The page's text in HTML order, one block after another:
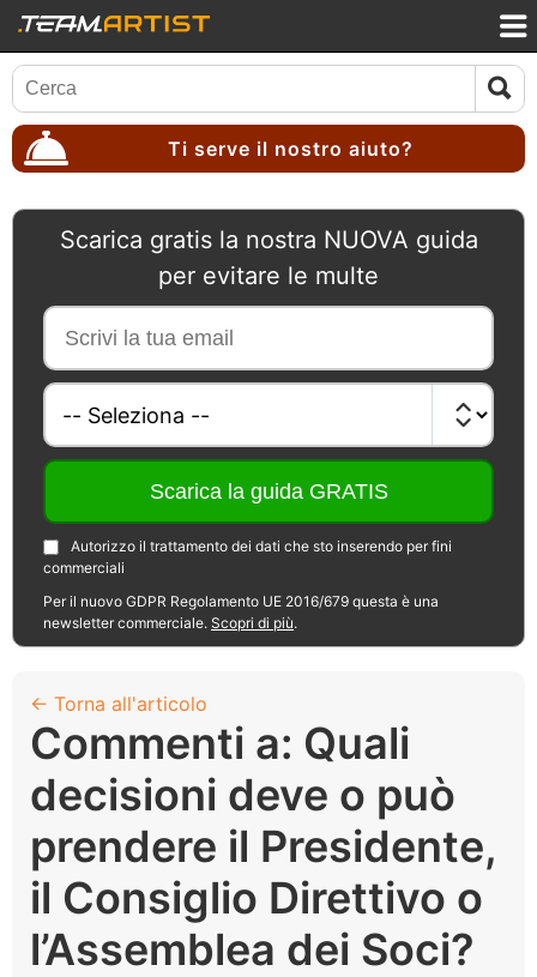
Ti serve il nostro aiuto?
Scarica gratis la nostra NUOVA guida
per evitare le multe
Autorizzo il trattamento dei dati che sto inserendo per fini
commerciali
Per il nuovo GDPR Regolamento UE 2016/679 questa è una
newsletter commerciale. Scopri di più.
← Torna all'articolo
Commenti a: Quali
decisioni deve o può
prendere il Presidente,
il Consiglio Direttivo o
l’Assemblea dei Soci?